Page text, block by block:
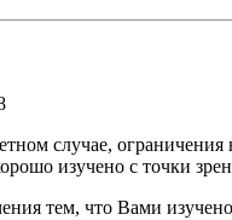
случае, ограничения
изучено с точки
тем, что Вами изучено